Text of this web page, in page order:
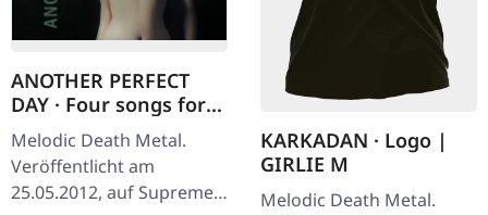
ANOTHER PERFECT
DAY · Four songs for
the left behind |
DIGIPAK CD
Melodic Death Metal.
Veröffentlicht am
25.05.2012, auf Supreme
KARKADAN · Logo |
GIRLIE M
Melodic Death Metal.